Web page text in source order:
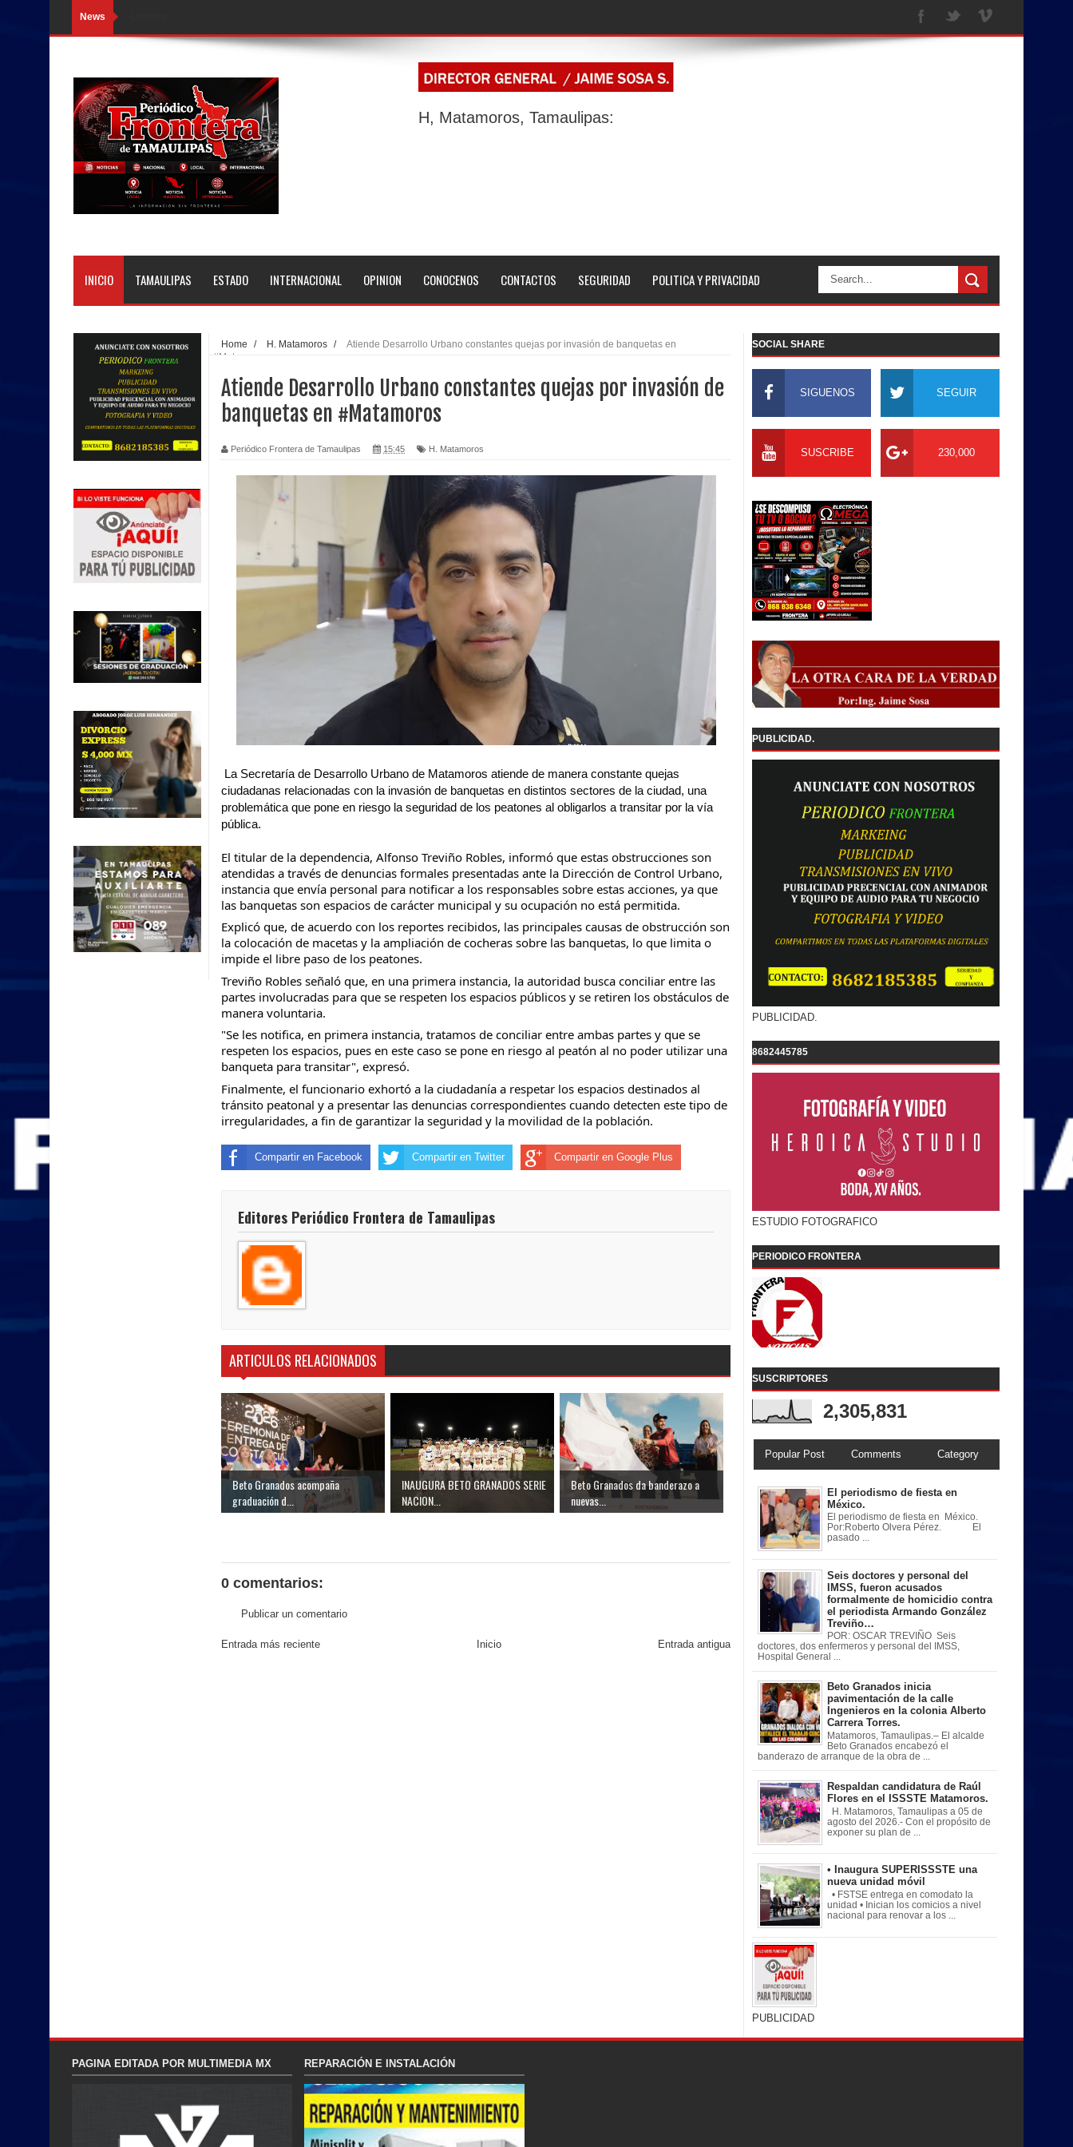
News
H, Matamoros, Tamaulipas:
INICIO TAMAULIPAS ESTADO INTERNACIONAL OPINION CONOCENOS CONTACTOS SEGURIDAD POLITICA Y PRIVACIDAD
Home / H. Matamoros /
Atiende Desarrollo Urbano constantes quejas por invasión de banquetas en
#Matamoros
Atiende Desarrollo Urbano constantes quejas por invasión de
banquetas en #Matamoros
Periódico Frontera de Tamaulipas 15:45 H. Matamoros
La Secretaría de Desarrollo Urbano de Matamoros atiende de manera constante quejas
ciudadanas relacionadas con la invasión de banquetas en distintos sectores de la ciudad, una
problemática que pone en riesgo la seguridad de los peatones al obligarlos a transitar por la vía
pública.
El titular de la dependencia, Alfonso Treviño Robles, informó que estas obstrucciones son
atendidas a través de denuncias formales presentadas ante la Dirección de Control Urbano,
instancia que envía personal para notificar a los responsables sobre estas acciones, ya que
las banquetas son espacios de carácter municipal y su ocupación no está permitida.
Explicó que, de acuerdo con los reportes recibidos, las principales causas de obstrucción son
la colocación de macetas y la ampliación de cocheras sobre las banquetas, lo que limita o
impide el libre paso de los peatones.
Treviño Robles señaló que, en una primera instancia, la autoridad busca conciliar entre las
partes involucradas para que se respeten los espacios públicos y se retiren los obstáculos de
manera voluntaria.
"Se les notifica, en primera instancia, tratamos de conciliar entre ambas partes y que se
respeten los espacios, pues en este caso se pone en riesgo al peatón al no poder utilizar una
banqueta para transitar", expresó.
Finalmente, el funcionario exhortó a la ciudadanía a respetar los espacios destinados al
tránsito peatonal y a presentar las denuncias correspondientes cuando detecten este tipo de
irregularidades, a fin de garantizar la seguridad y la movilidad de la población.
Compartir en Facebook Compartir en Twitter Compartir en Google Plus
Editores Periódico Frontera de Tamaulipas
ARTICULOS RELACIONADOS
Beto Granados acompaña
graduación d...
INAUGURA BETO GRANADOS SERIE
NACION...
Beto Granados da banderazo a
nuevas...
0 comentarios:
Publicar un comentario
Entrada más reciente Entrada antigua
Inicio
SOCIAL SHARE
SIGUENOS SEGUIR
SUSCRIBE 230,000
PUBLICIDAD.
PUBLICIDAD.
8682445785
ESTUDIO FOTOGRAFICO
PERIODICO FRONTERA
SUSCRIPTORES
2,305,831
Popular Post Comments Category
El periodismo de fiesta en
México.
El periodismo de fiesta en México.
Por:Roberto Olvera Pérez. El
pasado ...
Seis doctores y personal del
IMSS, fueron acusados
formalmente de homicidio contra
el periodista Armando González
Treviño…
POR: OSCAR TREVIÑO Seis
doctores, dos enfermeros y personal del IMSS,
Hospital General ...
Beto Granados inicia
pavimentación de la calle
Ingenieros en la colonia Alberto
Carrera Torres.
Matamoros, Tamaulipas.– El alcalde
Beto Granados encabezó el
banderazo de arranque de la obra de ...
Respaldan candidatura de Raúl
Flores en el ISSSTE Matamoros.
H. Matamoros, Tamaulipas a 05 de
agosto del 2026.- Con el propósito de
exponer su plan de ...
• Inaugura SUPERISSSTE una
nueva unidad móvil
• FSTSE entrega en comodato la
unidad • Inician los comicios a nivel
nacional para renovar a los ...
PUBLICIDAD
PAGINA EDITADA POR MULTIMEDIA MX REPARACIÓN E INSTALACIÓN